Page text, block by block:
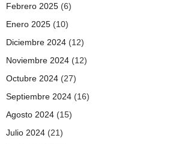
Febrero 2025 (6)
Enero 2025 (10)
Diciembre 2024 (12)
Noviembre 2024 (12)
Octubre 2024 (27)
Septiembre 2024 (16)
Agosto 2024 (15)
Julio 2024 (21)